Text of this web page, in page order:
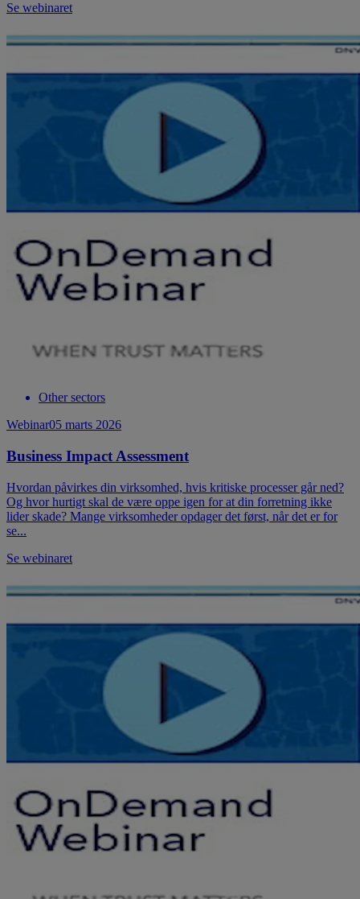
Se webinaret
Other sectors
Webinar05 marts 2026
Business Impact Assessment
Hvordan påvirkes din virksomhed, hvis kritiske processer går ned?
Og hvor hurtigt skal de være oppe igen for at din forretning ikke
lider skade? Mange virksomheder opdager det først, når det er for
se...
Se webinaret